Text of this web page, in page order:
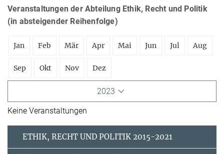
Veranstaltungen der Abteilung Ethik, Recht und Politik
(in absteigender Reihenfolge)
Jan Feb Mär Apr Mai Jun Jul Aug
Sep Okt Nov Dez
2023
Keine Veranstaltungen
ETHIK, RECHT UND POLITIK 2015-2021